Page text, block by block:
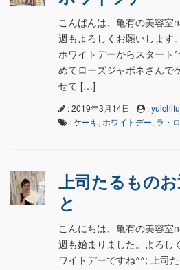
こんばんは、亀有の美容室
週もよろしくお願いします
ホワイトデーからスタート
めてローズジャポネさんで
せて […]
: 2019年3月14日 :
:ケーキ, ホワイトデー, ラ・
上司たるもの
と
こんにちは、亀有の美容室
週も始まりました。よろし
ワイトデーですね^^; 上司